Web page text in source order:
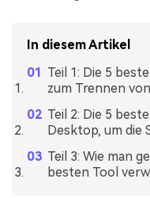
In diesem Artikel
Teil 1: Die 5
zum Trennen
Teil 2: Die 5
Desktop, um die
Teil 3: Wie man
besten Tool